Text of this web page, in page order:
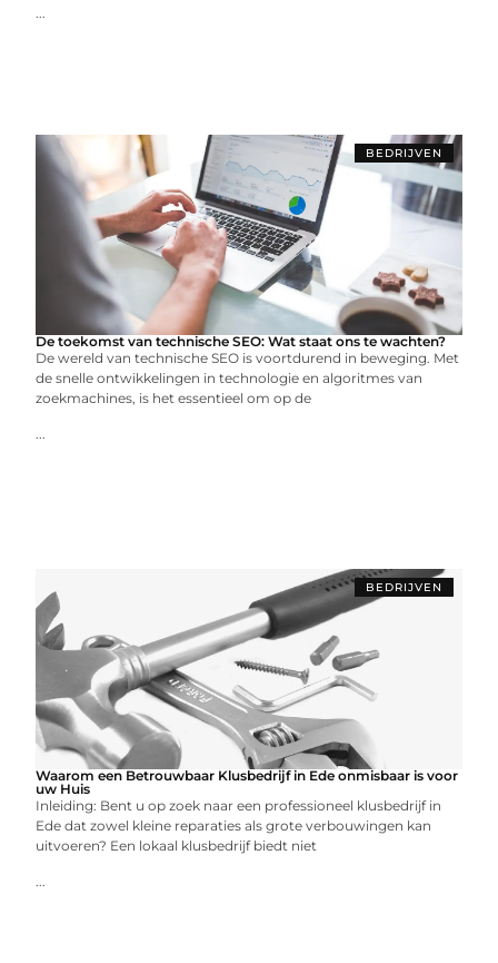
...
BEDRIJVEN
De toekomst van technische SEO: Wat staat ons te wachten?
De wereld van technische SEO is voortdurend in beweging. Met
de snelle ontwikkelingen in technologie en algoritmes van
zoekmachines, is het essentieel om op de
...
BEDRIJVEN
Waarom een Betrouwbaar Klusbedrijf in Ede onmisbaar is voor
uw Huis
Inleiding: Bent u op zoek naar een professioneel klusbedrijf in
Ede dat zowel kleine reparaties als grote verbouwingen kan
uitvoeren? Een lokaal klusbedrijf biedt niet
...